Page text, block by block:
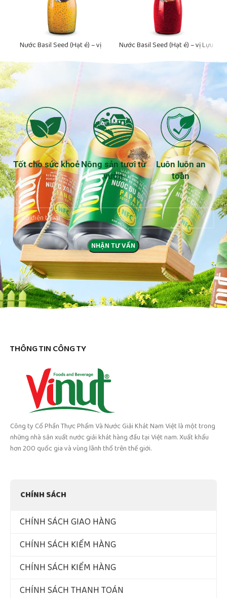
Nước Basil Seed (Hạt é) – vị
Nước Basil Seed (Hạt é) – vị Lựu
Tốt cho sức khoẻ Nông sản tươi từ
vườn
Luôn luôn an
toàn
THÔNG TIN CÔNG TY
Công ty Cổ Phần Thực Phẩm Và Nước Giải Khát Nam Việt là một trong
những nhà sản xuất nước giải khát hàng đầu tại Việt nam. Xuất khẩu
hơn 200 quốc gia và vùng lãnh thổ trên thế giới.
CHÍNH SÁCH
CHÍNH SÁCH GIAO HÀNG
CHÍNH SÁCH KIỂM HÀNG
CHÍNH SÁCH KIỂM HÀNG
CHÍNH SÁCH THANH TOÁN